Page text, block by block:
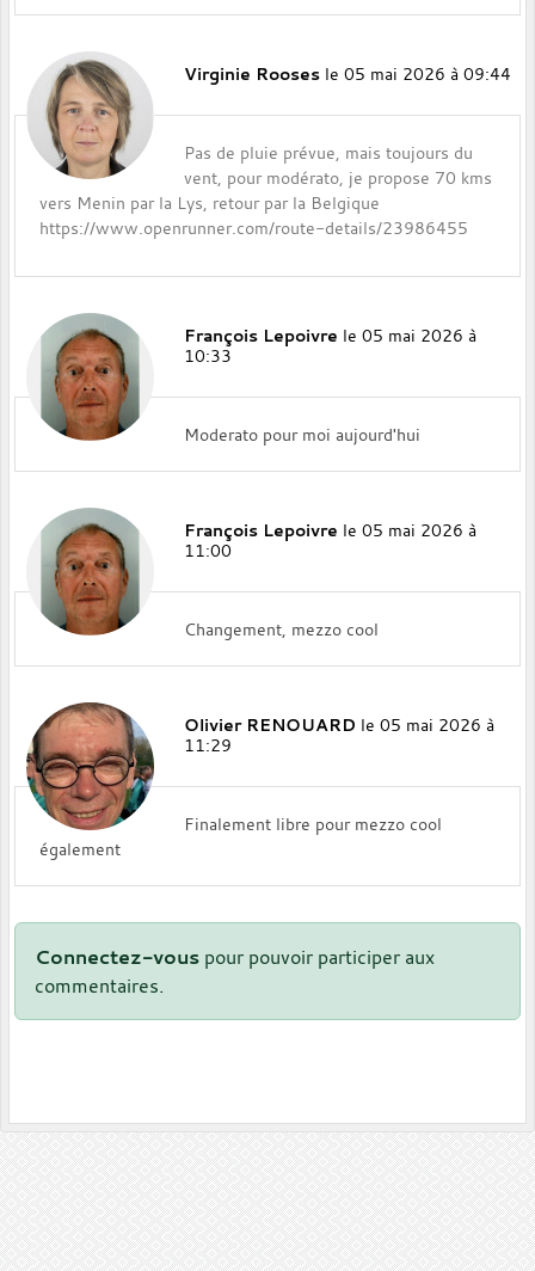
Virginie Rooses le 05 mai 2026 à 09:44
Pas de pluie prévue, mais toujours du
vent, pour modérato, je propose 70 kms
vers Menin par la Lys, retour par la Belgique
https://www.openrunner.com/route-details/23986455
François Lepoivre le 05 mai 2026 à
10:33
Moderato pour moi aujourd'hui
François Lepoivre le 05 mai 2026 à
11:00
Changement, mezzo cool
Olivier RENOUARD le 05 mai 2026 à
11:29
Finalement libre pour mezzo cool
également
Connectez-vous pour pouvoir participer aux
commentaires.